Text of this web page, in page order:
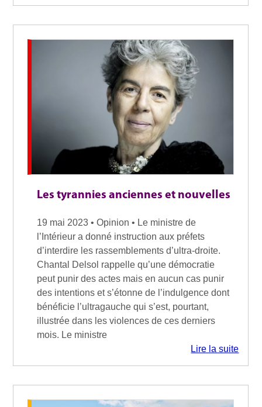
Les tyrannies anciennes et nouvelles
19 mai 2023 • Opinion • Le ministre de
l’Intérieur a donné instruction aux préfets
d’interdire les rassemblements d’ultra-droite.
Chantal Delsol rappelle qu’une démocratie
peut punir des actes mais en aucun cas punir
des intentions et s’étonne de l’indulgence dont
bénéficie l’ultragauche qui s’est, pourtant,
illustrée dans les violences de ces derniers
mois. Le ministre
Lire la suite